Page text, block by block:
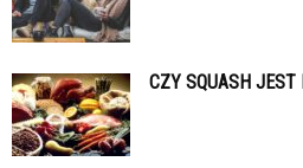
CZY SQUASH JEST